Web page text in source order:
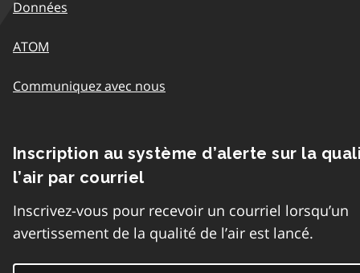
Données
ATOM
Communiquez avec nous
Inscription au système d’alerte sur la
l’air par courriel
Inscrivez-vous pour recevoir un courriel lorsqu’un
avertissement de la qualité de l’air est lancé.